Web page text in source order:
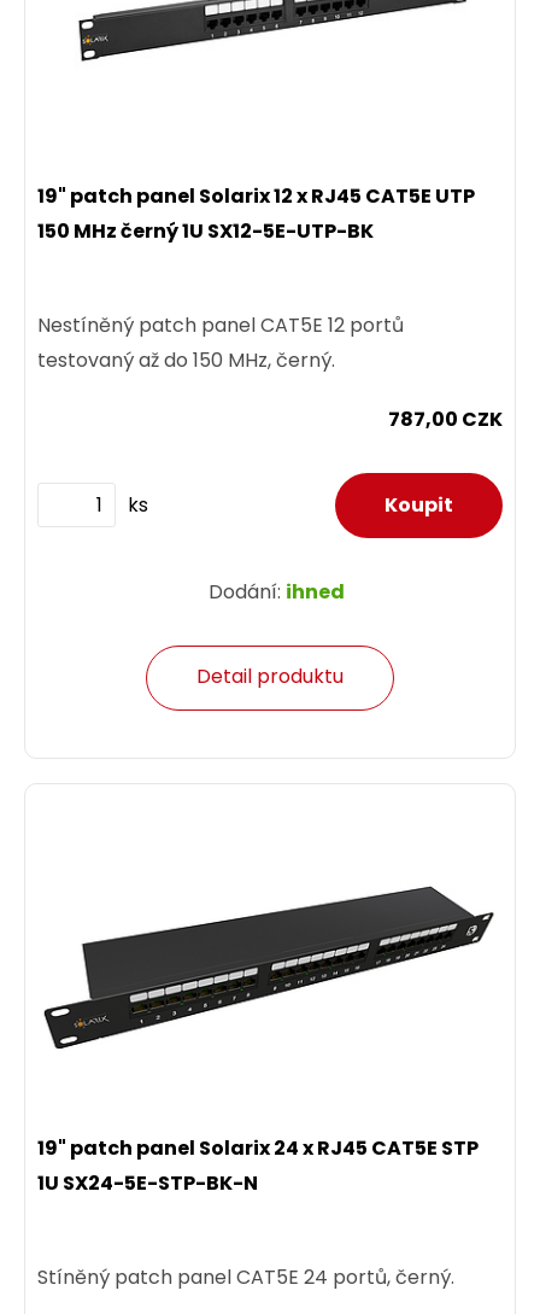
19" patch panel Solarix 12 x RJ45 CAT5E UTP
150 MHz černý 1U SX12-5E-UTP-BK
Nestíněný patch panel CAT5E 12 portů
testovaný až do 150 MHz, černý.
787,00 CZK
ks
Dodání: ihned
Detail produktu
19" patch panel Solarix 24 x RJ45 CAT5E STP
1U SX24-5E-STP-BK-N
Stíněný patch panel CAT5E 24 portů, černý.